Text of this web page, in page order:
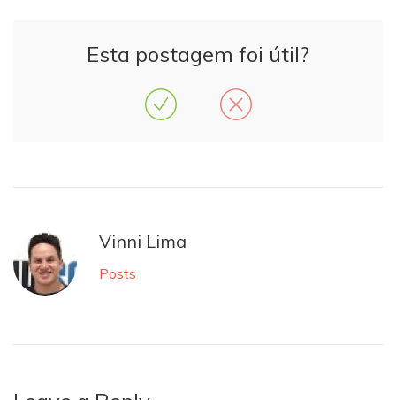
Esta postagem foi útil?
Vinni Lima
Posts